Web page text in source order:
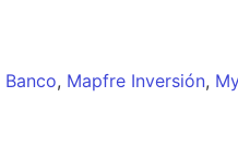
Banco, Mapfre Inversión,